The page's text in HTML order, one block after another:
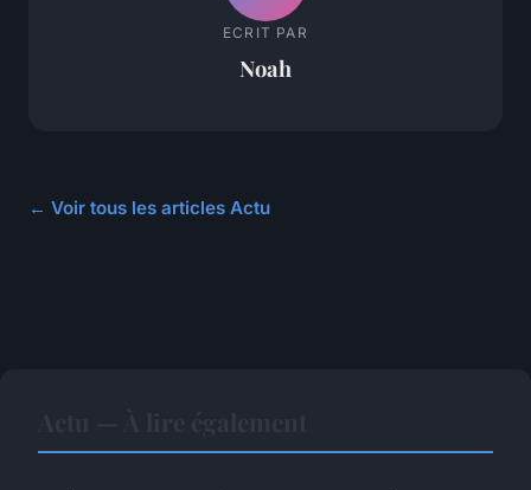
ECRIT PAR
Noah
← Voir tous les articles Actu